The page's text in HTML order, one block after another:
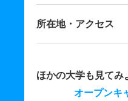
所在地・アクセス
ほかの大学も見てみ
オープンキ